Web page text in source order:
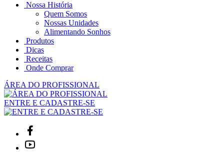
Nossa História
Quem Somos
Nossas Unidades
Alimentando Sonhos
Produtos
Dicas
Receitas
Onde Comprar
ÁREA DO PROFISSIONAL
ENTRE E CADASTRE-SE